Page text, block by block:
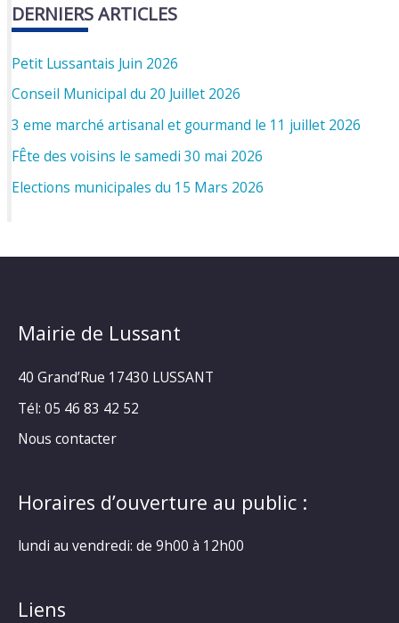
DERNIERS ARTICLES
Petit Lussantais Juin 2026
Conseil Municipal du 20 Juillet 2026
3 eme marché artisanal et gourmand le 11 juillet 2026
FÊte des voisins le samedi 30 mai 2026
Elections municipales du 15 Mars 2026
Mairie de Lussant
40 Grand’Rue 17430 LUSSANT
Tél: 05 46 83 42 52
Nous contacter
Horaires d’ouverture au public :
lundi au vendredi: de 9h00 à 12h00
Liens